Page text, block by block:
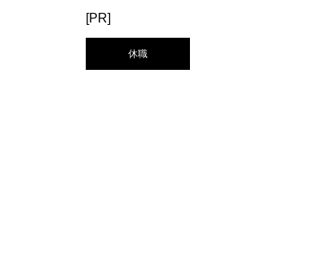
[PR]
休職